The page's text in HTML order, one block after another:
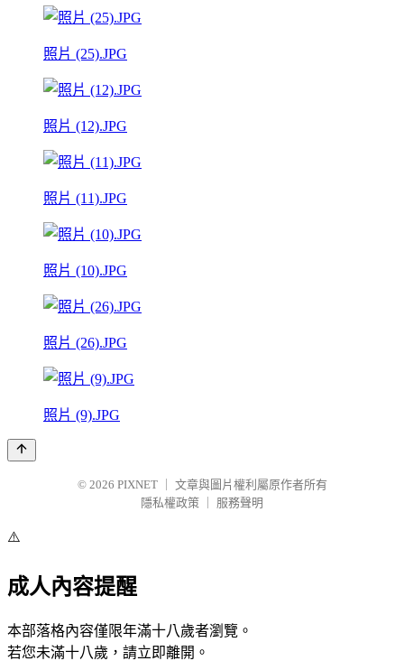
照片 (25).JPG
照片 (12).JPG
照片 (11).JPG
照片 (10).JPG
照片 (26).JPG
照片 (9).JPG
© 2026 PIXNET
文章與圖片權利屬原作者所有
隱私權政策
服務聲明
⚠️
成人內容提醒
本部落格內容僅限年滿十八歲者瀏覽。
若您未滿十八歲，請立即離開。